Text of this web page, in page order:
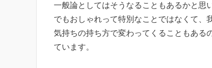
一般論としてはそうなることもあるかと思
でもおしゃれって特別なことではなくて、
気持ちの持ち方で変わってくることもある
ています。